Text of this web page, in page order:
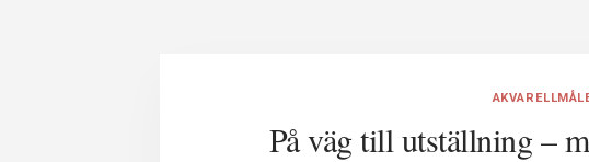
På väg till utställning –